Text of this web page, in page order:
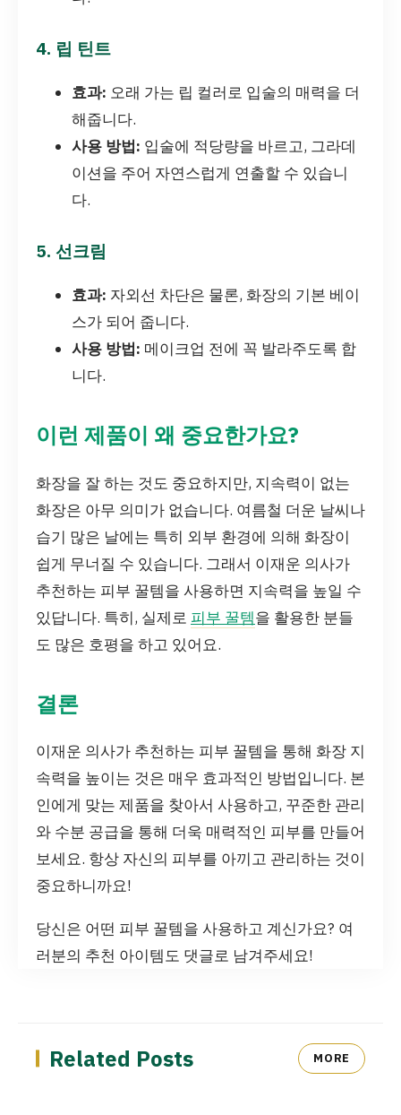
4. 립 틴트
효과: 오래 가는 립 컬러로 입술의 매력을 더
해줍니다.
사용 방법: 입술에 적당량을 바르고, 그라데
이션을 주어 자연스럽게 연출할 수 있습니
다.
5. 선크림
효과: 자외선 차단은 물론, 화장의 기본 베이
스가 되어 줍니다.
사용 방법: 메이크업 전에 꼭 발라주도록 합
니다.
이런 제품이 왜 중요한가요?
화장을 잘 하는 것도 중요하지만, 지속력이 없는
화장은 아무 의미가 없습니다. 여름철 더운 날씨나
습기 많은 날에는 특히 외부 환경에 의해 화장이
쉽게 무너질 수 있습니다. 그래서 이재운 의사가
추천하는 피부 꿀템을 사용하면 지속력을 높일 수
있답니다. 특히, 실제로 피부 꿀템을 활용한 분들
도 많은 호평을 하고 있어요.
결론
이재운 의사가 추천하는 피부 꿀템을 통해 화장 지
속력을 높이는 것은 매우 효과적인 방법입니다. 본
인에게 맞는 제품을 찾아서 사용하고, 꾸준한 관리
와 수분 공급을 통해 더욱 매력적인 피부를 만들어
보세요. 항상 자신의 피부를 아끼고 관리하는 것이
중요하니까요!
당신은 어떤 피부 꿀템을 사용하고 계신가요? 여
러분의 추천 아이템도 댓글로 남겨주세요!
Related Posts MORE